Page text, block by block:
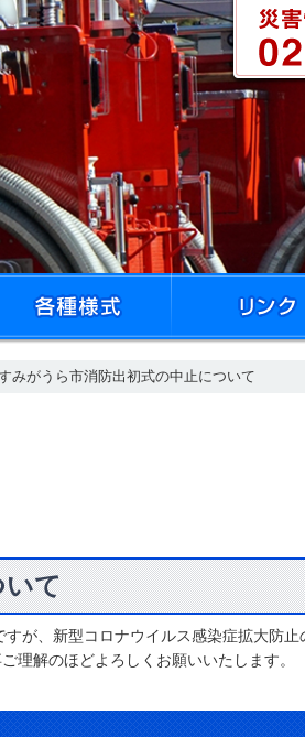
消防本部ホームページ
みがうら市消防出初式の中止について
いて
が、新型コロナウイルス感染症拡大防
理解のほどよろしくお願いいたします。